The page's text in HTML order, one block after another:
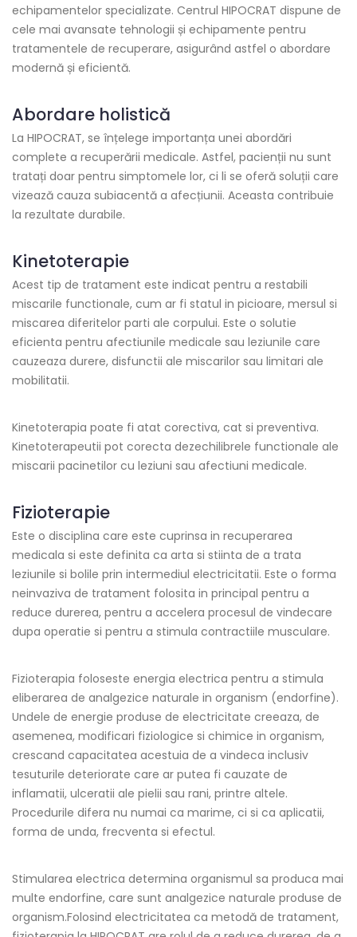
echipamentelor specializate. Centrul HIPOCRAT dispune de
cele mai avansate tehnologii și echipamente pentru
tratamentele de recuperare, asigurând astfel o abordare
modernă și eficientă.
Abordare holistică
La HIPOCRAT, se înțelege importanța unei abordări
complete a recuperării medicale. Astfel, pacienții nu sunt
tratați doar pentru simptomele lor, ci li se oferă soluții care
vizează cauza subiacentă a afecțiunii. Aceasta contribuie
la rezultate durabile.
Kinetoterapie
Acest tip de tratament este indicat pentru a restabili
miscarile functionale, cum ar fi statul in picioare, mersul si
miscarea diferitelor parti ale corpului. Este o solutie
eficienta pentru afectiunile medicale sau leziunile care
cauzeaza durere, disfunctii ale miscarilor sau limitari ale
mobilitatii.
Kinetoterapia poate fi atat corectiva, cat si preventiva.
Kinetoterapeutii pot corecta dezechilibrele functionale ale
miscarii pacinetilor cu leziuni sau afectiuni medicale.
Fizioterapie
Este o disciplina care este cuprinsa in recuperarea
medicala si este definita ca arta si stiinta de a trata
leziunile si bolile prin intermediul electricitatii. Este o forma
neinvaziva de tratament folosita in principal pentru a
reduce durerea, pentru a accelera procesul de vindecare
dupa operatie si pentru a stimula contractiile musculare.
Fizioterapia foloseste energia electrica pentru a stimula
eliberarea de analgezice naturale in organism (endorfine).
Undele de energie produse de electricitate creeaza, de
asemenea, modificari fiziologice si chimice in organism,
crescand capacitatea acestuia de a vindeca inclusiv
tesuturile deteriorate care ar putea fi cauzate de
inflamatii, ulceratii ale pielii sau rani, printre altele.
Procedurile difera nu numai ca marime, ci si ca aplicatii,
forma de unda, frecventa si efectul.
Stimularea electrica determina organismul sa produca mai
multe endorfine, care sunt analgezice naturale produse de
organism.Folosind electricitatea ca metodă de tratament,